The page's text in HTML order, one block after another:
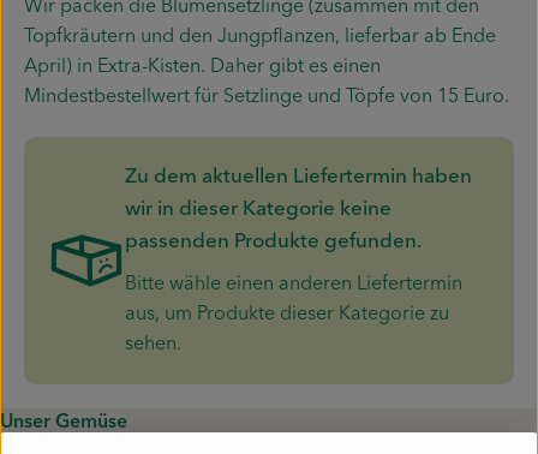
Piluweri im Glas
Blumensträuße
Backwaren
Gemüsekiste
Genossenschaft
Wir packen die Blumensetzlinge (zusammen mit den
Topfkräutern und den Jungpflanzen, lieferbar ab Ende
April) in Extra-Kisten. Daher gibt es einen
Mindestbestellwert für Setzlinge und Töpfe von 15 Euro.
Zu dem aktuellen Liefertermin haben
wir in dieser Kategorie keine
passenden Produkte gefunden.
Bitte wähle einen anderen Liefertermin
aus, um Produkte dieser Kategorie zu
sehen.
Unser Gemüse